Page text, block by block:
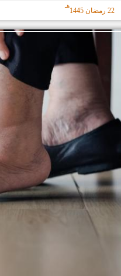
22 رمضان 1445
هـ